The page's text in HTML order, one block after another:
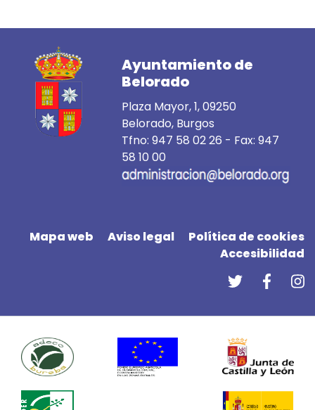
Ayuntamiento de
Belorado
Plaza Mayor, 1, 09250
Belorado, Burgos
Tfno: 947 58 02 26 - Fax: 947
58 10 00
Mapa web Aviso legal
Política de cookies
Accesibilidad